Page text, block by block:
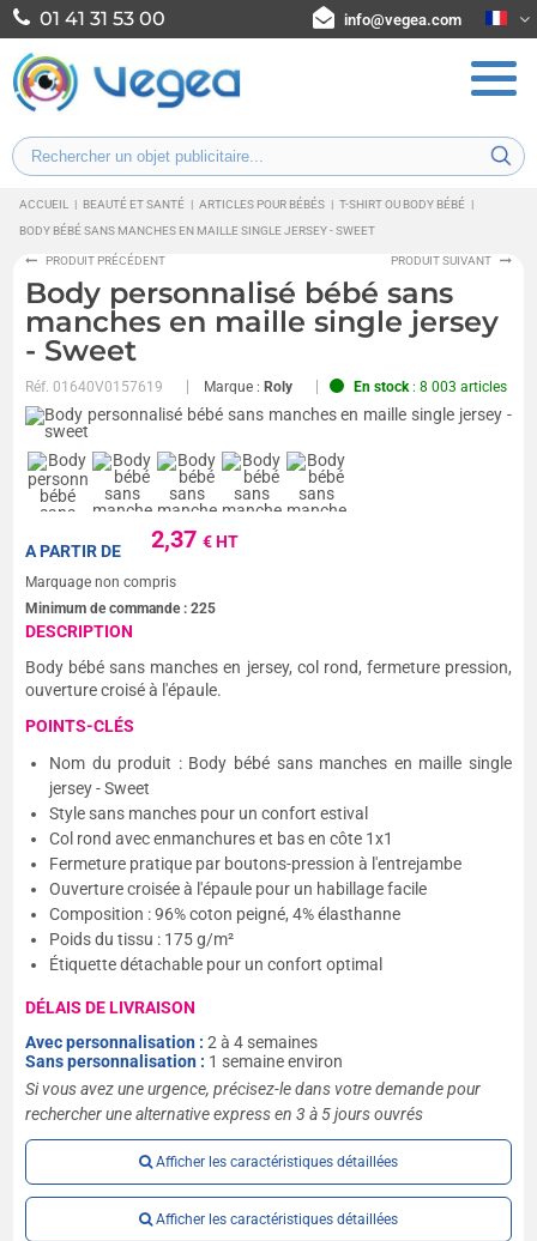
01 41 31 53 00 info@vegea.com
ACCUEIL | BEAUTÉ ET SANTÉ | ARTICLES POUR BÉBÉS | T-SHIRT OU BODY BÉBÉ |
BODY BÉBÉ SANS MANCHES EN MAILLE SINGLE JERSEY - SWEET
PRODUIT PRÉCÉDENT PRODUIT SUIVANT
Body personnalisé bébé sans
manches en maille single jersey
- Sweet
Réf.01640V0157619 Marque : Roly En stock: 8 003 articles
2,37€ HT
A PARTIR DE
Marquage non compris
Minimum de commande :225
DESCRIPTION
Body bébé sans manches en jersey, col rond, fermeture pression,
ouverture croisé à l'épaule.
POINTS-CLÉS
Nom du produit : Body bébé sans manches en maille single
jersey - Sweet
Style sans manches pour un confort estival
Col rond avec enmanchures et bas en côte 1x1
Fermeture pratique par boutons-pression à l'entrejambe
Ouverture croisée à l'épaule pour un habillage facile
Composition : 96% coton peigné, 4% élasthanne
Poids du tissu : 175 g/m²
Étiquette détachable pour un confort optimal
DÉLAIS DE LIVRAISON
Avec personnalisation :2 à 4 semaines
Sans personnalisation : 1 semaine environ
Si vous avez une urgence, précisez-le dans votre demande pour
rechercher une alternative express en 3 à 5 jours ouvrés
Afficher les caractéristiques détaillées
Afficher les caractéristiques détaillées